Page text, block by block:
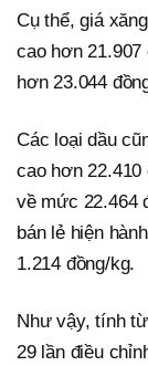
Cụ thể, giá
cao hơn 21.907
hơn 23.044
Các loại dầu
cao hơn 22.410
về mức 22.464
bán lẻ hiện
1.214 đồng/kg.
Như vậy, tính
29 lần điều